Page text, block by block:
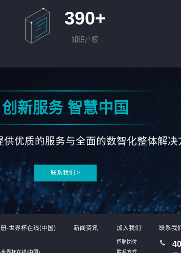
390+
知识产权
创新服务 智慧中国
优质的服务与全面的数智化整体解
联系我们 >
-世界杯在线(中国) 新闻资讯 加入我们
招聘岗位
联系我们